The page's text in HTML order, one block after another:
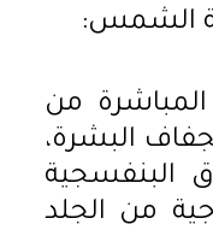
الشمس:
من
البشرة،
البنفسجية
من الجلد